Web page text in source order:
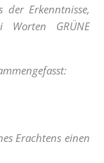
der Erkenntnisse,
GRÜNE
Erachtens einen